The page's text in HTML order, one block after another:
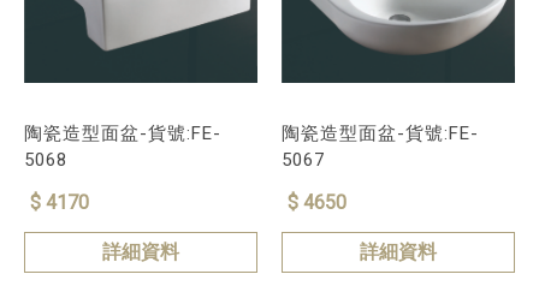
陶瓷造型面盆-貨號:FE-
5068
$ 4170
詳細資料
陶瓷造型面盆-貨號:FE-
5067
$ 4650
詳細資料